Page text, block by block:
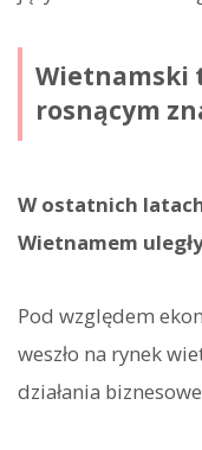
Wietnamski
rosnącym
W ostatnich
Wietnamem
Pod względem
weszło na rynek
działania